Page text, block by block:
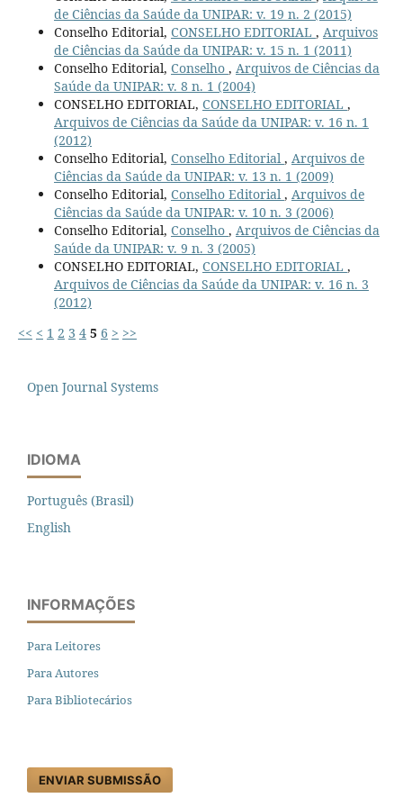
de Ciências da Saúde da UNIPAR: v. 19 n. 2 (2015)
Conselho Editorial, CONSELHO EDITORIAL , Arquivos
de Ciências da Saúde da UNIPAR: v. 15 n. 1 (2011)
Conselho Editorial, Conselho , Arquivos de Ciências da
Saúde da UNIPAR: v. 8 n. 1 (2004)
CONSELHO EDITORIAL, CONSELHO EDITORIAL ,
Arquivos de Ciências da Saúde da UNIPAR: v. 16 n. 1
(2012)
Conselho Editorial, Conselho Editorial , Arquivos de
Ciências da Saúde da UNIPAR: v. 13 n. 1 (2009)
Conselho Editorial, Conselho Editorial , Arquivos de
Ciências da Saúde da UNIPAR: v. 10 n. 3 (2006)
Conselho Editorial, Conselho , Arquivos de Ciências da
Saúde da UNIPAR: v. 9 n. 3 (2005)
CONSELHO EDITORIAL, CONSELHO EDITORIAL ,
Arquivos de Ciências da Saúde da UNIPAR: v. 16 n. 3
(2012)
<< < 1 2 3 4 5 6 > >>
Open Journal Systems
IDIOMA
Português (Brasil)
English
INFORMAÇÕES
Para Leitores
Para Autores
Para Bibliotecários
ENVIAR SUBMISSÃO